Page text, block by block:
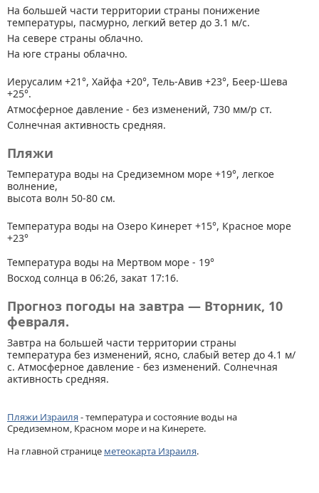
На большей части территории страны понижение
температуры, пасмурно, легкий ветер до 3.1 м/с.
На севере страны облачно.
На юге страны облачно.
Иерусалим +21°, Хайфа +20°, Тель-Авив +23°, Беер-Шева
+25°.
Атмосферное давление - без изменений, 730 мм/р ст.
Солнечная активность средняя.
Пляжи
Температура воды на Средиземном море +19°, легкое
волнение,
высота волн 50-80 см.
Температура воды на Озеро Кинерет +15°, Красное море
+23°
Температура воды на Мертвом море - 19°
Восход солнца в 06:26, закат 17:16.
Прогноз погоды на завтра — Вторник, 10
февраля.
Завтра на большей части территории страны
температура без изменений, ясно, слабый ветер до 4.1 м/
с. Атмосферное давление - без изменений. Солнечная
активность средняя.
Пляжи Израиля- температура и состояние воды на
Средиземном, Красном море и на Кинерете.
На главной странице метеокарта Израиля.